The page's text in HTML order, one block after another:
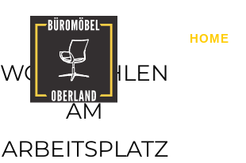
HOME
WOHLFÜHLEN
AM
ARBEITSPLATZ